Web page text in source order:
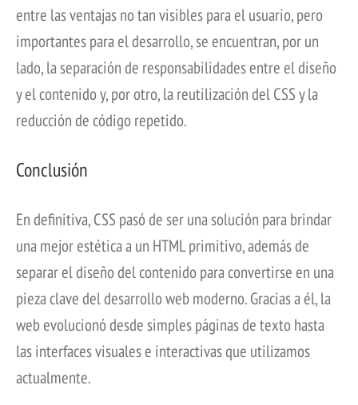
entre las ventajas no tan visibles para el usuario, pero
importantes para el desarrollo, se encuentran, por un
lado, la separación de responsabilidades entre el diseño
y el contenido y, por otro, la reutilización del CSS y la
reducción de código repetido.
Conclusión
En definitiva, CSS pasó de ser una solución para brindar
una mejor estética a un HTML primitivo, además de
separar el diseño del contenido para convertirse en una
pieza clave del desarrollo web moderno. Gracias a él, la
web evolucionó desde simples páginas de texto hasta
las interfaces visuales e interactivas que utilizamos
actualmente.